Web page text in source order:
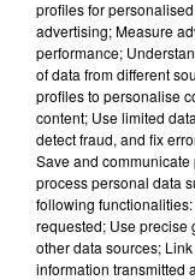
JOURNAL DU
Fabien Gazeau
L'info près de
Présenté par
- La gestion de la
l'Agglo2B et la
- La filière Bio est
Mois qui lui est
profiles for
advertising; Measure
performance;
of data from different
profiles to personalise
content; Use limited
detect fraud, and fix
Save and
process personal data
following
requested; Use precise
other data sources;
information transmitted